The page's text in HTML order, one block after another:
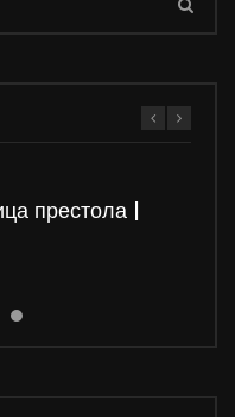
престола |